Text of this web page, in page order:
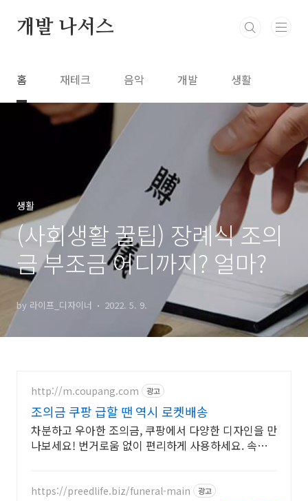
개발 나서스
홈 재테크 음악 개발 생활
생활
(사회생활 꿀팁) 장례식 조의
금 부조금 어디까지? 얼마?
by 라이프_디자이너 2022. 5. 9.
http://m.coupang.com 광고
조의금 쿠팡 급할 땐 역시 로켓배송
차분하고 우아한 조의금, 쿠팡에서 다양한 디자인을 만
나보세요! 번거로움 없이 편리하게 사용하세요. 속지
https://preedlife.biz/funeral-main 광고